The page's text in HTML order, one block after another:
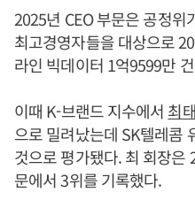
2025년 CEO 부문은 공정
최고경영자들을 대상으로
라인 빅데이터 1억9599만
이때 K-브랜드 지수에서 최
으로 밀려났는데 SK텔레콤
것으로 평가됐다. 최 회장은
문에서 3위를 기록했다.